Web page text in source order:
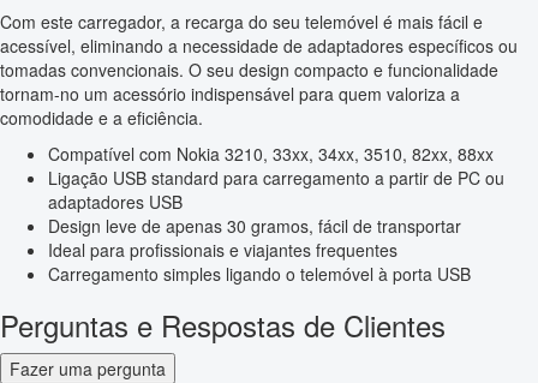
Com este carregador, a recarga do seu telemóvel é mais fácil e
acessível, eliminando a necessidade de adaptadores específicos ou
tomadas convencionais. O seu design compacto e funcionalidade
tornam-no um acessório indispensável para quem valoriza a
comodidade e a eficiência.
Compatível com Nokia 3210, 33xx, 34xx, 3510, 82xx, 88xx
Ligação USB standard para carregamento a partir de PC ou
adaptadores USB
Design leve de apenas 30 gramos, fácil de transportar
Ideal para profissionais e viajantes frequentes
Carregamento simples ligando o telemóvel à porta USB
Perguntas e Respostas de Clientes
Fazer uma pergunta